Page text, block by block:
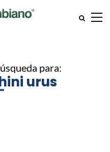
para:
urus